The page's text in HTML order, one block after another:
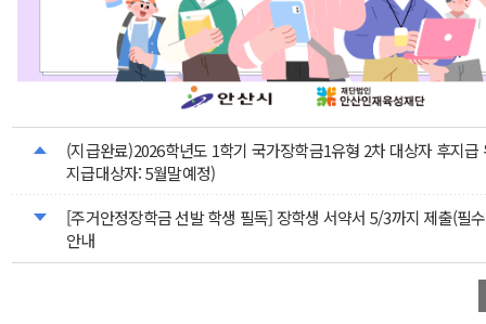
(지급완료)2026학년도 1학기 국가장학금1유형 2차 대상자 후지급
지급대상자: 5월말예정)
[주거안정장학금 선발 학생 필독] 장학생 서약서 5/3까지 제출(필
안내